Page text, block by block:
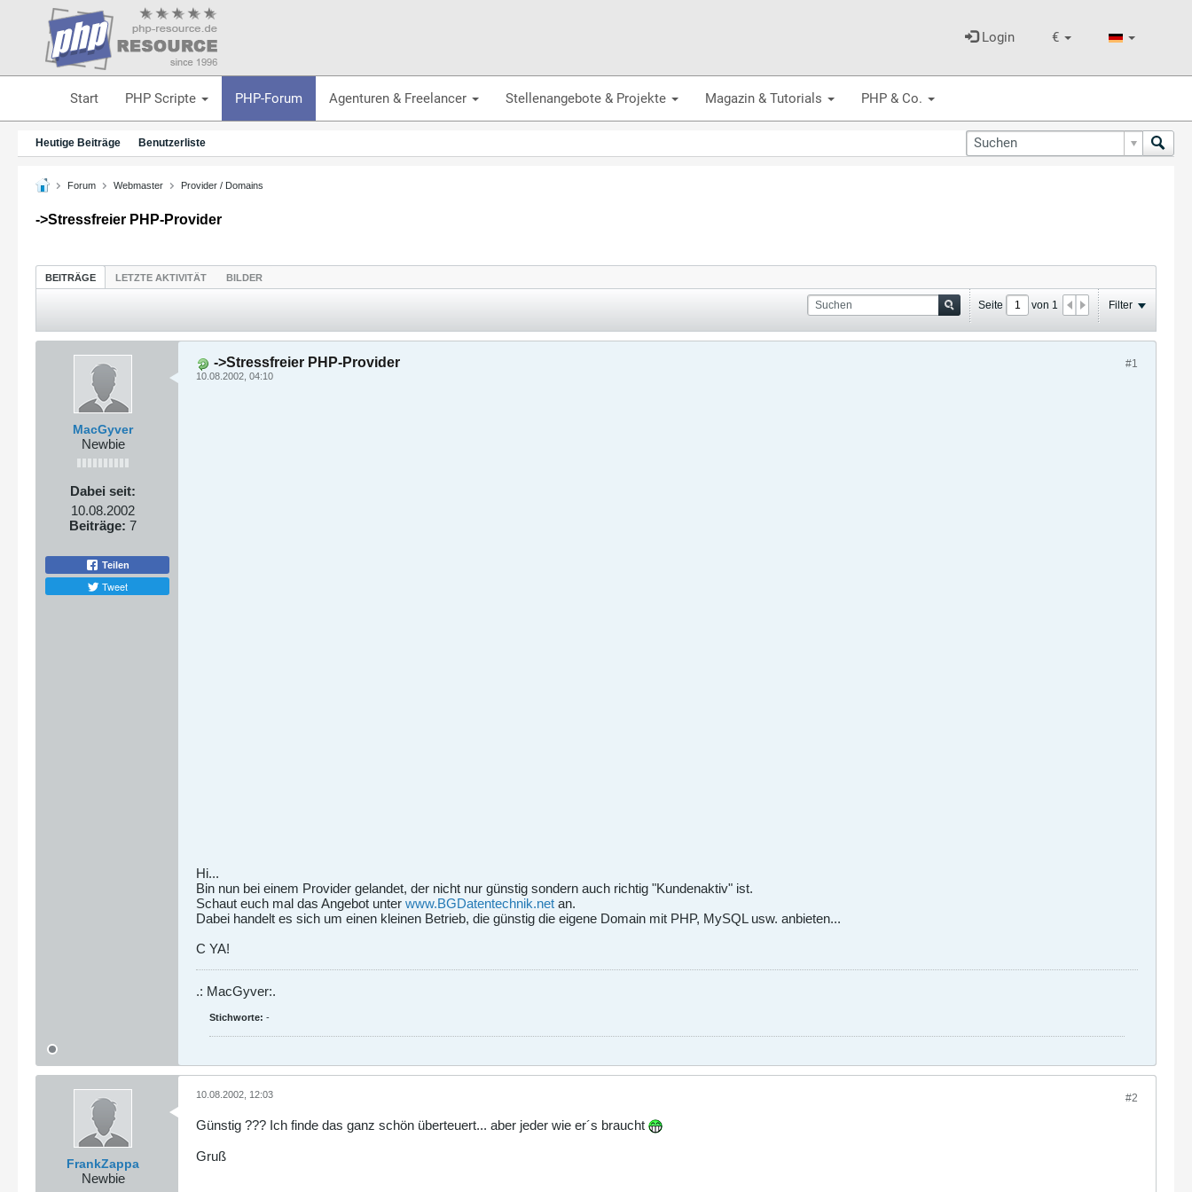
€
Login
Start PHP Scripte PHP-Forum Agenturen & Freelancer Stellenangebote & Projekte Magazin & Tutorials PHP & Co.
Heutige Beiträge Benutzerliste
Forum Webmaster Provider / Domains
->Stressfreier PHP-Provider
BEITRÄGE LETZTE AKTIVITÄT BILDER
Seite von 1 Filter
MacGyver
Newbie
Dabei seit:
10.08.2002
Beiträge: 7
Teilen
Tweet
#1
->Stressfreier PHP-Provider
10.08.2002, 04:10
Hi...
Bin nun bei einem Provider gelandet, der nicht nur günstig sondern auch richtig "Kundenaktiv" ist.
Schaut euch mal das Angebot unter www.BGDatentechnik.net an.
Dabei handelt es sich um einen kleinen Betrieb, die günstig die eigene Domain mit PHP, MySQL usw. anbieten...
C YA!
.: MacGyver:.
Stichworte: -
FrankZappa
Newbie
#2
10.08.2002, 12:03
Günstig ??? Ich finde das ganz schön überteuert... aber jeder wie er´s braucht
Gruß